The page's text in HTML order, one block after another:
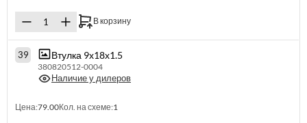
В корзину
39 Втулка 9х18х1.5
380820512-0004
Наличие у дилеров
Цена:79.00Кол. на схеме:1